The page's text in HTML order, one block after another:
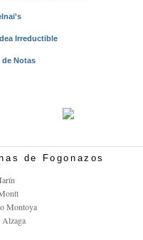
Irreductible
Notas
de Fogonazos
Montoya
Alzaga